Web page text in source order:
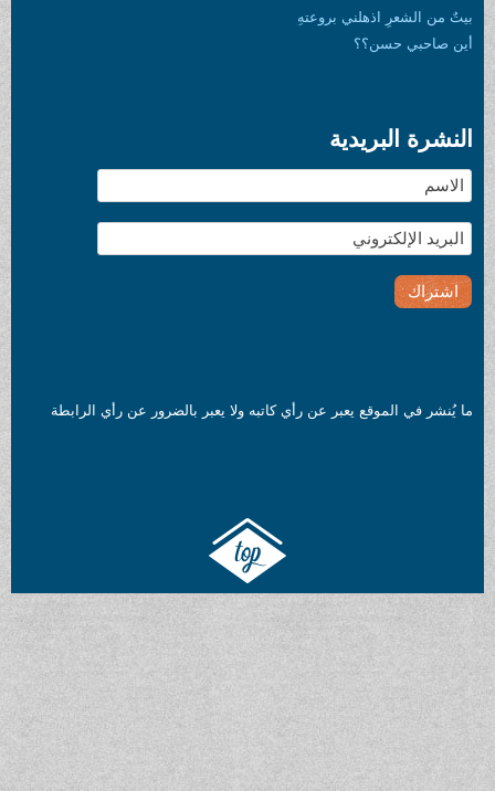
بيتٌ من الشعرِ اذهلني بروعتهِ
أين صاحبي حسن؟؟
النشرة البريدية
ما يُنشر في الموقع يعبر عن رأي كاتبه ولا يعبر بالضرور عن رأي الرابطة